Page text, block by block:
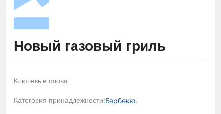
Новый газовый гриль
Ключевые слова:
Категория принадлежности:Барбекю.